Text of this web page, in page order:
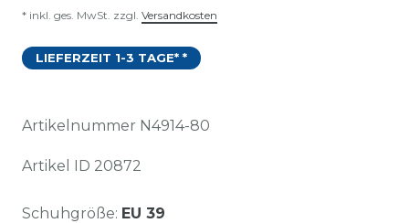
* inkl. ges. MwSt. zzgl. Versandkosten
LIEFERZEIT 1-3 TAGE* *
Artikelnummer N4914-80
Artikel ID 20872
Schuhgröße: EU 39